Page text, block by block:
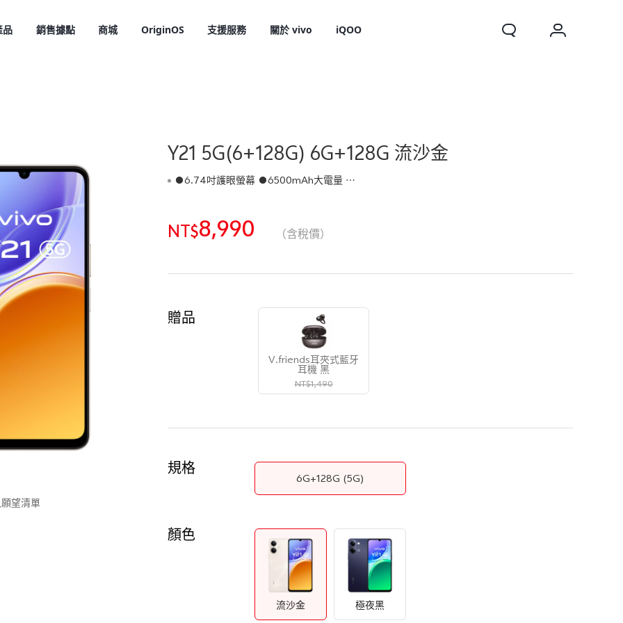
品 銷售據點 商城 OriginOS 支援服務 關於 vivo iQOO
X300 Pro X300 新品 X200 FE
望清單
Y21 5G(6+128G) 6G+128G 流沙金
●6.74吋護眼螢幕 ●6500mAh大電量 ●IP65防塵防水
NT$8,990 （含稅價）
贈品
V.friends耳夾式藍牙
耳機 黑
NT$1,490
規格
6G+128G (5G)
顏色
流沙金 極夜黑